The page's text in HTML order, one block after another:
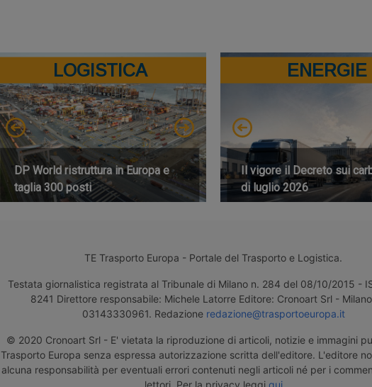
LOGISTICA
DP World ristruttura in Europa e
taglia 300 posti
ENERGIE
Il vigore il Decreto sui
di luglio 2026
TE Trasporto Europa - Portale del Trasporto e Logistica.
Testata giornalistica registrata al Tribunale di Milano n. 284 del 08/10/2015 -
8241 Direttore responsabile: Michele Latorre Editore: Cronoart Srl -
03143330961. Redazione redazione@trasportoeuropa.it
© 2020 Cronoart Srl - E' vietata la riproduzione di articoli, notizie e immagini
Trasporto Europa senza espressa autorizzazione scritta dell'editore. L'editore
alcuna responsabilità per eventuali errori contenuti negli articoli né per i
lettori. Per la privacy leggi qui